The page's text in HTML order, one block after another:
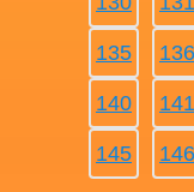
135 136
140 141
145 146